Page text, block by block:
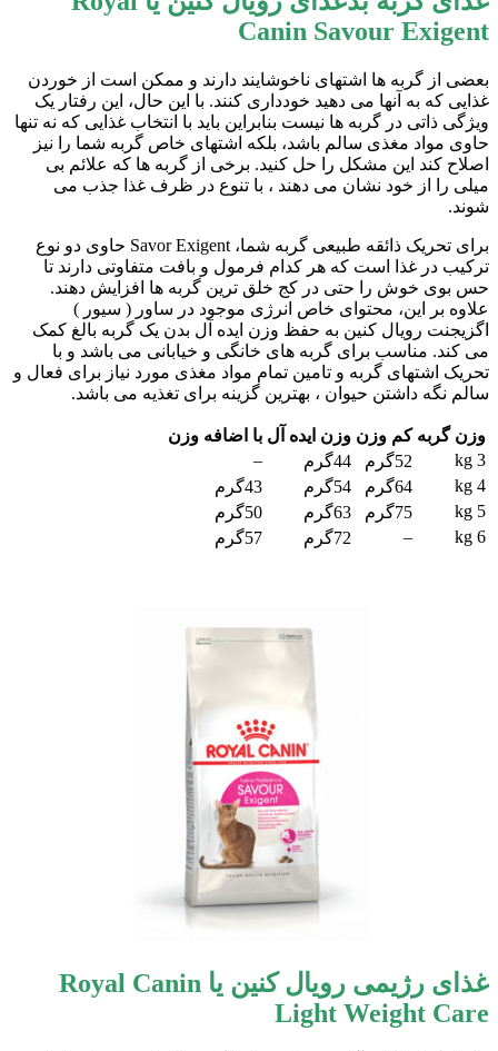
Canin Savour Exigent
بعضی از گربه ها اشتهای ناخوشایند دارند و ممکن است از خوردن
غذایی که به آنها می دهید خودداری کنند. با این حال، این رفتار یک
ویژگی ذاتی در گربه ها نیست بنابراین باید با انتخاب غذایی که نه تنها
حاوی مواد مغذی سالم باشد، بلکه اشتهای خاص گربه شما را نیز
اصلاح کند این مشکل را حل کنید. برخی از گربه ها که علائم بی
میلی را از خود نشان می دهند ، با تنوع در ظرف غذا جذب می
شوند.
برای تحریک ذائقه طبیعی گربه شما، Savor Exigent حاوی دو نوع
ترکیب در غذا است که هر کدام فرمول و بافت متفاوتی دارند تا
حس بوی خوش را حتی در کج خلق ترین گربه ها افزایش دهند.
علاوه بر این، محتوای خاص انرژی موجود در ساور ( سیور )
اگزیجنت رویال کنین به حفظ وزن ایده آل بدن یک گربه بالغ کمک
می کند. مناسب برای گربه های خانگی و خیابانی می باشد و با
تحریک اشتهای گربه و تامین تمام مواد مغذی مورد نیاز برای فعال و
سالم نگه داشتن حیوان ، بهترین گزینه برای تغذیه می باشد.
وزن گربه کم وزن وزن ایده آل با اضافه وزن
3 kg
52گرم 44گرم
–
4 kg
64گرم 54گرم
43گرم
5 kg
75گرم 63گرم
50گرم
6 kg
– 72گرم 57گرم
غذای رژیمی رویال کنین یا Royal Canin
Light Weight Care